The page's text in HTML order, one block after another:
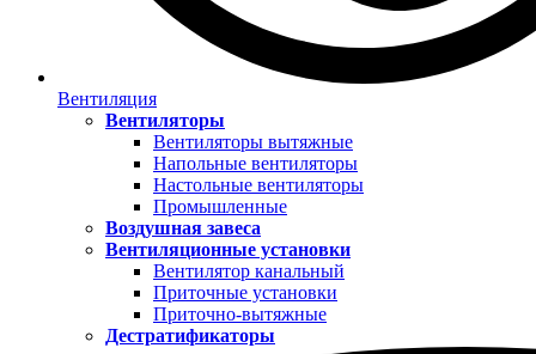
Вентиляция
Вентиляторы
Вентиляторы вытяжные
Напольные вентиляторы
Настольные вентиляторы
Промышленные
Воздушная завеса
Вентиляционные установки
Вентилятор канальный
Приточные установки
Приточно-вытяжные
Дестратификаторы